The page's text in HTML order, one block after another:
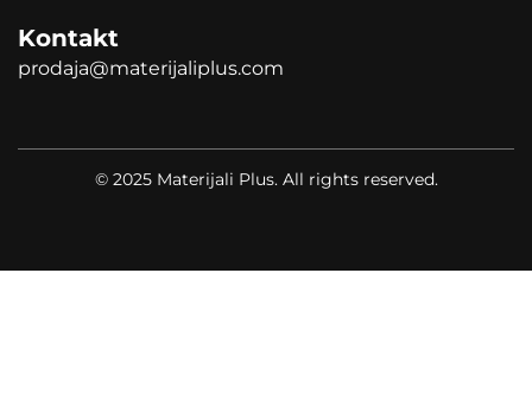
Kontakt
prodaja@materijaliplus.com
© 2025 Materijali Plus. All rights reserved.